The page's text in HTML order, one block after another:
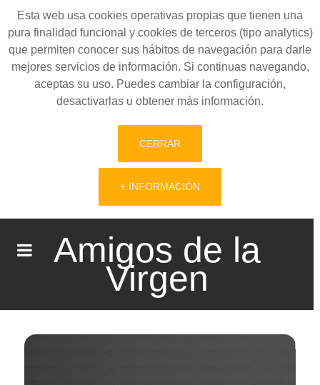
Esta web usa cookies operativas propias que tienen una
pura finalidad funcional y cookies de terceros (tipo analytics)
que permiten conocer sus hábitos de navegación para darle
mejores servicios de información. Si continuas navegando,
aceptas su uso. Puedes cambiar la configuración,
desactivarlas u obtener más información.
CERRAR
+ INFORMACIÓN
Amigos de la
Virgen